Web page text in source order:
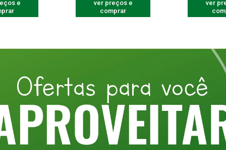
e
ver preços e
comprar
ver